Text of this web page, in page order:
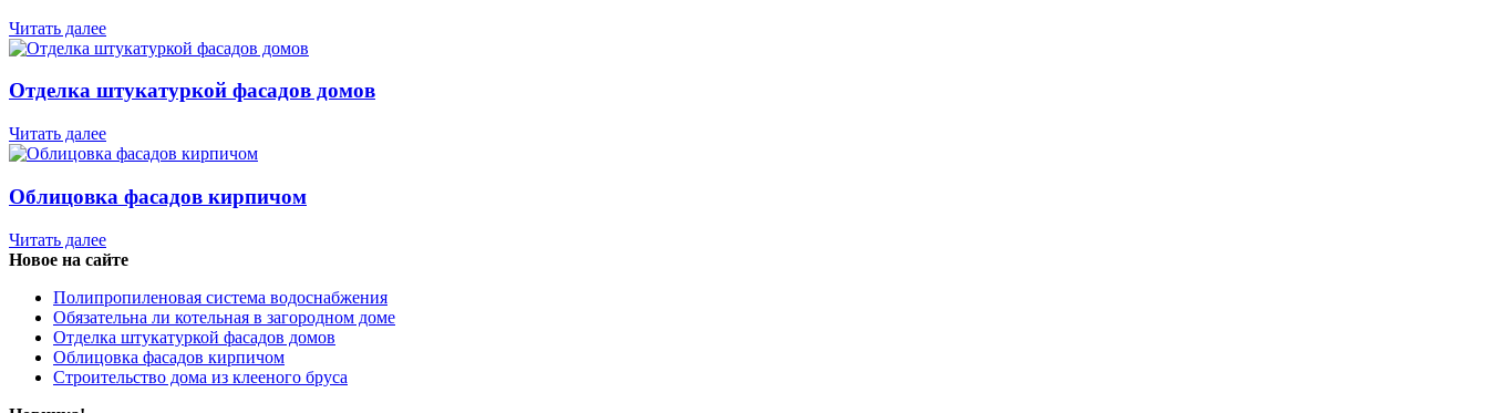
Читать далее
Отделка штукатуркой фасадов домов
Читать далее
Облицовка фасадов кирпичом
Читать далее
Новое на сайте
Полипропиленовая система водоснабжения
Обязательна ли котельная в загородном доме
Отделка штукатуркой фасадов домов
Облицовка фасадов кирпичом
Строительство дома из клееного бруса